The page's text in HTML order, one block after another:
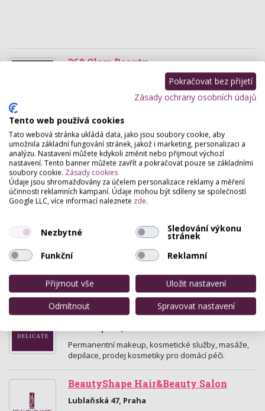
360 Glam Beauty
Nové nehtové studio nacházející se na Praze 2 -
Vinohrady. Všechny typy procedur v oblasti
modelace nehtů, úpravy obočí a také řas.
Bru Blonde
Milady Horákové 548/55, Praha
Příjemný a útulný salon krásy na Praze 7. Nabízíme
služby kadeřnictví, PMU, úpravy obočí, laminace řas
a líčení.
Floralinktattoo
Tattoo studio. V útulném prostředí dostanete
možnost splnit si svá přání týkající se malých i
velkých tetování, úprav a dekorací těla.
Delicate Permanent & Cosmetics
Permanentní makeup, kosmetické služby, masáže,
depilace, prodej kosmetiky pro domácí péči.
BeautyShape Hair&Beauty Salon
Lublaňská 47, Praha
Pokračovat bez přijetí
Zásady ochrany osobních údajů
Tento web používá cookies
Tato webová stránka ukládá data, jako jsou soubory cookie, aby
umožnila základní fungování stránek, jakož i marketing, personalizaci a
analýzu. Nastavení můžete kdykoli změnit nebo přijmout výchozí
nastavení. Tento banner můžete zavřít a pokračovat pouze se základními
soubory cookie. Zásady cookies
Údaje jsou shromažďovány za účelem personalizace reklamy a měření
účinnosti reklamních kampaní. Údaje mohou být sdíleny se společností
Google LLC, více informací naleznete zde.
Nezbytné Sledování výkonu
stránek
Funkční
Reklamní
Přijmout vše
Uložit nastavení
Odmítnout
Spravovat nastavení